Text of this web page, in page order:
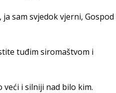
sam svjedok vjerni, Gospod
tuđim siromaštvom i
veći i silniji nad bilo kim.